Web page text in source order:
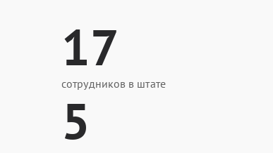
17
сотрудников в штате
5